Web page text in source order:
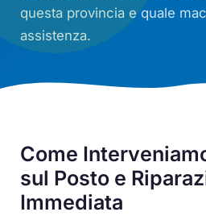
questa provincia e quale
assistenza.
Come
sul Posto e
Immediata